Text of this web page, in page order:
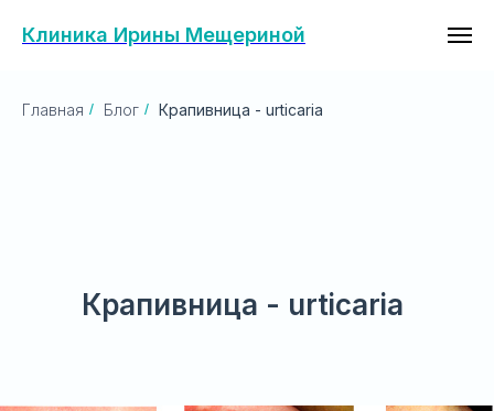
Клиника Ирины Мещериной
Главная / Блог / Крапивница - urticaria
Крапивница - urticaria